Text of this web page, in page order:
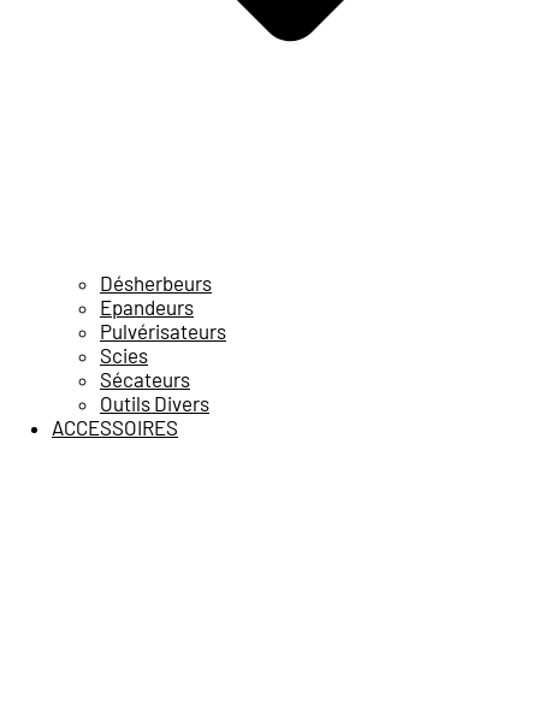
Désherbeurs
Epandeurs
Pulvérisateurs
Scies
Sécateurs
Outils Divers
ACCESSOIRES